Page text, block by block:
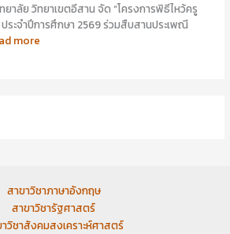
าลัย วิทยาเขตอีสาน จัด “โครงการพิธีไหว้ครู
ระจำปีการศึกษา 2569 ร่วมสืบสานประเพณี
more
สาขาวิชาภาษาอังกฤษ
สาขาวิชารัฐศาสตร์
วิชาสังคมสงเคราะห์ศาสตร์